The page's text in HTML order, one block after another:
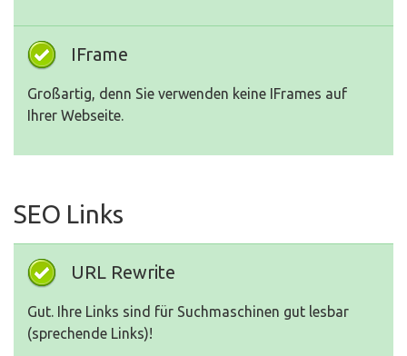
IFrame
Großartig, denn Sie verwenden keine IFrames auf
Ihrer Webseite.
SEO Links
URL Rewrite
Gut. Ihre Links sind für Suchmaschinen gut lesbar
(sprechende Links)!